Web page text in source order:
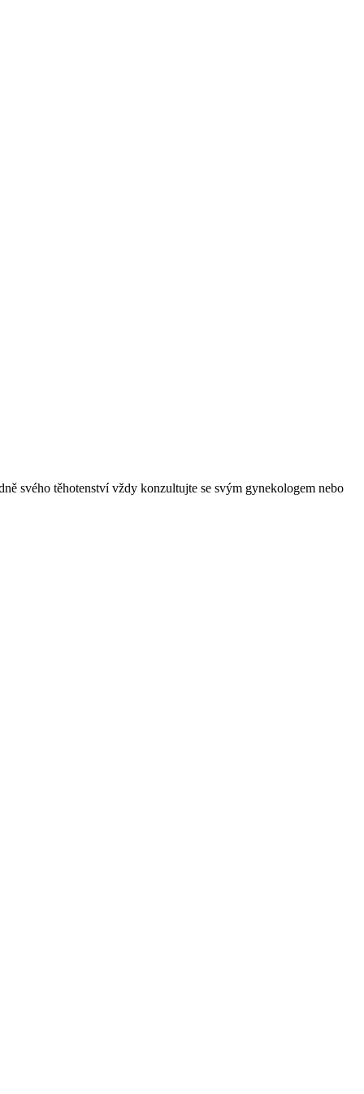
svého těhotenství vždy konzultujte se svým gynekologem nebo